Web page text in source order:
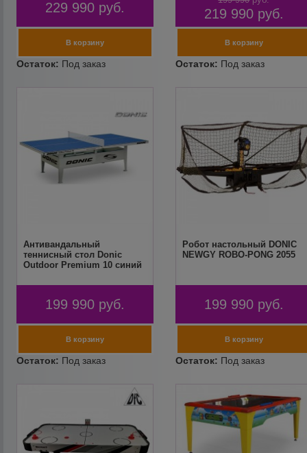
229 990 руб. 219 990 руб.
Антивандальный
теннисный стол Donic
Outdoor Premium 10 синий
199 990 руб.
Робот настольный DONIC
NEWGY ROBO-PONG 2055
199 990 руб.